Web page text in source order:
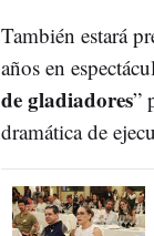
También estará
años en
de gladiadores”
dramática de